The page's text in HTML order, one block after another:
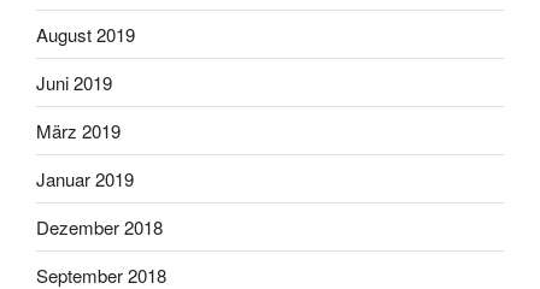
August 2019
Juni 2019
März 2019
Januar 2019
Dezember 2018
September 2018